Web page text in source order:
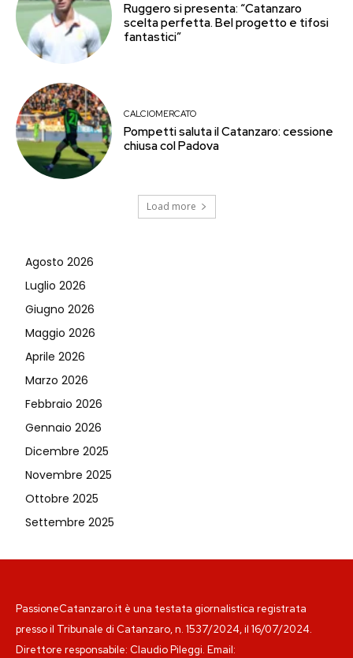
Ruggero si presenta: “Catanzaro
scelta perfetta. Bel progetto e tifosi
fantastici”
CALCIOMERCATO
Pompetti saluta il Catanzaro: cessione
chiusa col Padova
Load more
Agosto 2026
Luglio 2026
Giugno 2026
Maggio 2026
Aprile 2026
Marzo 2026
Febbraio 2026
Gennaio 2026
Dicembre 2025
Novembre 2025
Ottobre 2025
Settembre 2025
PassioneCatanzaro.it è una testata giornalistica registrata
presso il Tribunale di Catanzaro, n. 1537/2024, il 16/07/2024.
Direttore responsabile: Claudio Pileggi. Email: